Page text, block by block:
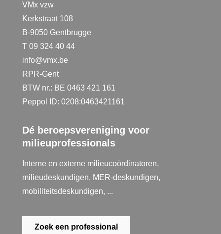
VMx vzw
Kerkstraat 108
B-9050 Gentbrugge
T 09 324 40 44
info@vmx.be
RPR-Gent
BTW nr.: BE 0463 421 161
Peppol ID: 0208:0463421161
Dé beroepsvereniging voor
milieuprofessionals
Interne en externe milieucoördinatoren,
milieudeskundigen, MER-deskundigen,
mobiliteitsdeskundigen, ...
Zoek een professional